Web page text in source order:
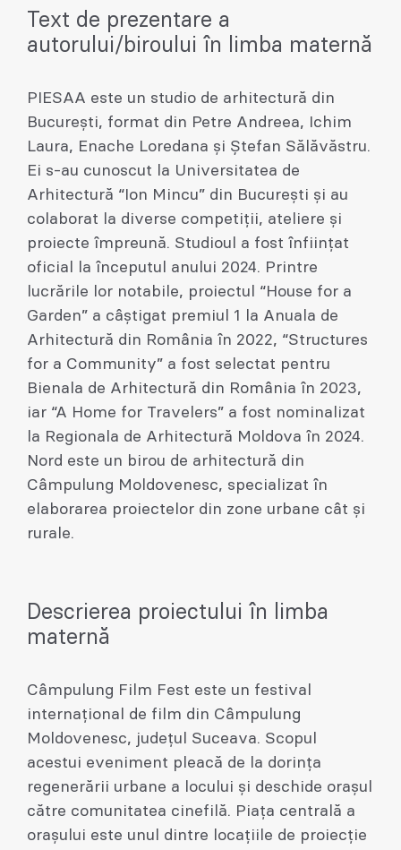
Text de prezentare a
autorului/biroului în limba maternă
PIESAA este un studio de arhitectură din
București, format din Petre Andreea, Ichim
Laura, Enache Loredana și Ștefan Sălăvăstru.
Ei s-au cunoscut la Universitatea de
Arhitectură “Ion Mincu” din București și au
colaborat la diverse competiții, ateliere și
proiecte împreună. Studioul a fost înființat
oficial la începutul anului 2024. Printre
lucrările lor notabile, proiectul “House for a
Garden” a câștigat premiul 1 la Anuala de
Arhitectură din România în 2022, “Structures
for a Community” a fost selectat pentru
Bienala de Arhitectură din România în 2023,
iar “A Home for Travelers” a fost nominalizat
la Regionala de Arhitectură Moldova în 2024.
Nord este un birou de arhitectură din
Câmpulung Moldovenesc, specializat în
elaborarea proiectelor din zone urbane cât și
rurale.
Descrierea proiectului în limba
maternă
Câmpulung Film Fest este un festival
internațional de film din Câmpulung
Moldovenesc, județul Suceava. Scopul
acestui eveniment pleacă de la dorința
regenerării urbane a locului și deschide orașul
către comunitatea cinefilă. Piața centrală a
orașului este unul dintre locațiile de proiecție